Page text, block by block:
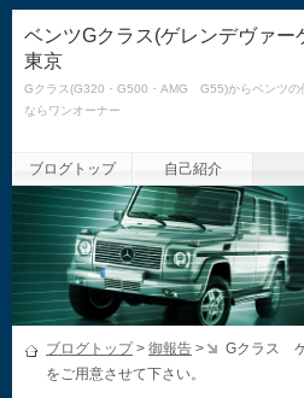
ベンツGクラス(ゲレンデヴァー
東京
Gクラス(G320・G500・AMG G55)からベンツの
ならワンオーナー
ブログトップ 自己紹介
ブログトップ> 御報告 >
Gクラス
をご用意させて下さい。